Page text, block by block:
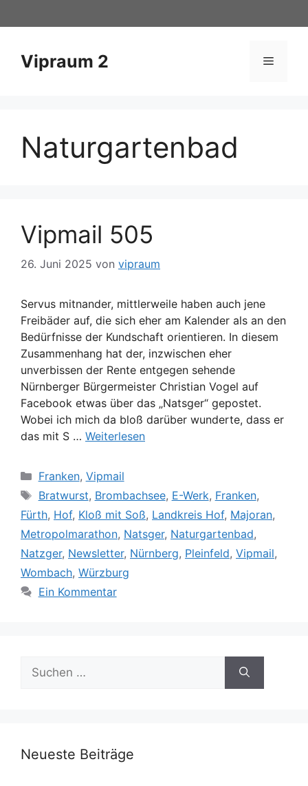
Inhalt
Vipraum 2 Menü
Naturgartenbad
Vipmail 505
26. Juni 2025 von vipraum
Servus mitnander, mittlerweile haben auch jene
Freibäder auf, die sich eher am Kalender als an den
Bedürfnisse der Kundschaft orientieren. In diesem
Zusammenhang hat der, inzwischen eher
unverbissen der Rente entgegen sehende
Nürnberger Bürgermeister Christian Vogel auf
Facebook etwas über das „Natsger“ gepostet.
Wobei ich mich da bloß darüber wunderte, dass er
das mit S … Weiterlesen
Kategorien
Franken, Vipmail
Schlagwörter
Bratwurst, Brombachsee, E-Werk, Franken,
Fürth, Hof, Kloß mit Soß, Landkreis Hof, Majoran,
Metropolmarathon, Natsger, Naturgartenbad,
Natzger, Newsletter, Nürnberg, Pleinfeld, Vipmail,
Wombach, Würzburg
Ein Kommentar
Suche
nach:
Neueste Beiträge